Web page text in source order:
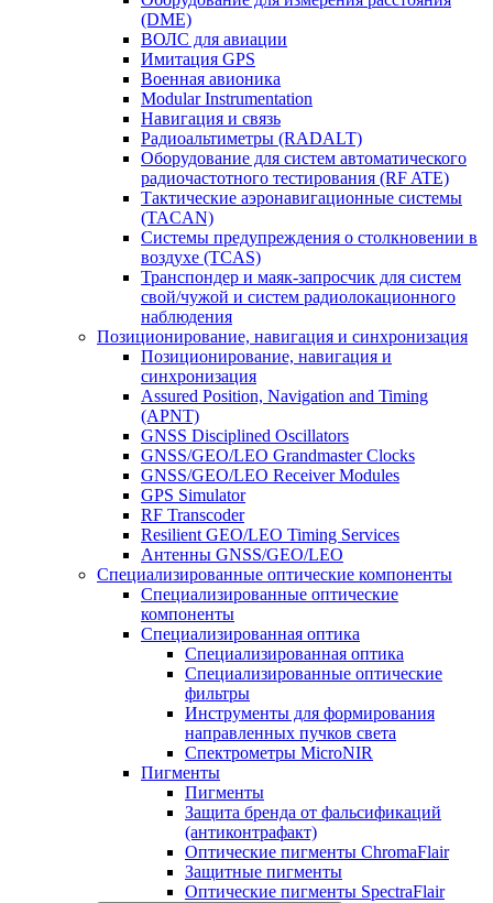
(DME)
ВОЛС для авиации
Имитация GPS
Военная авионика
Modular Instrumentation
Навигация и связь
Радиоальтиметры (RADALT)
Оборудование для систем автоматического
радиочастотного тестирования (RF ATE)
Тактические аэронавигационные системы
(TACAN)
Системы предупреждения о столкновении в
воздухе (TCAS)
Транспондер и маяк-запросчик для систем
свой/чужой и систем радиолокационного
наблюдения
Позиционирование, навигация и синхронизация
Позиционирование, навигация и
синхронизация
Assured Position, Navigation and Timing
(APNT)
GNSS Disciplined Oscillators
GNSS/GEO/LEO Grandmaster Clocks
GNSS/GEO/LEO Receiver Modules
GPS Simulator
RF Transcoder
Resilient GEO/LEO Timing Services
Антенны GNSS/GEO/LEO
Специализированные оптические компоненты
Специализированные оптические
компоненты
Специализированная оптика
Специализированная оптика
Специализированные оптические
фильтры
Инструменты для формирования
направленных пучков света
Спектрометры MicroNIR
Пигменты
Пигменты
Защита бренда от фальсификаций
(антиконтрафакт)
Оптические пигменты ChromaFlair
Защитные пигменты
Оптические пигменты SpectraFlair